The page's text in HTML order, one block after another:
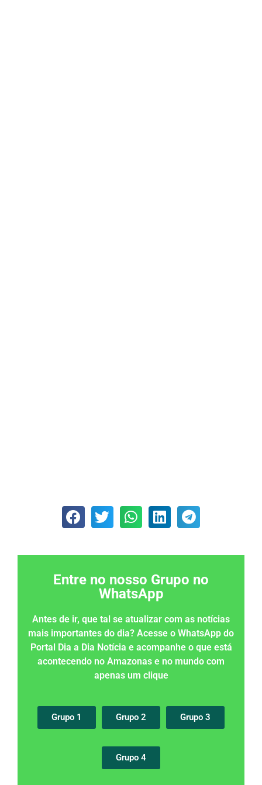
Entre no nosso Grupo no
WhatsApp
Antes de ir, que tal se atualizar com as notícias
mais importantes do dia? Acesse o WhatsApp do
Portal Dia a Dia Notícia e acompanhe o que está
acontecendo no Amazonas e no mundo com
apenas um clique
Grupo 1 Grupo 2 Grupo 3
Grupo 4